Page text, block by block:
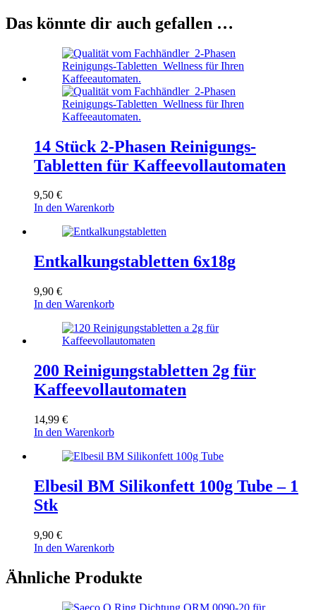
Das könnte dir auch gefallen …
14 Stück 2-Phasen Reinigungs-
Tabletten für Kaffeevollautomaten
9,50 €
In den Warenkorb
Entkalkungstabletten 6x18g
9,90 €
In den Warenkorb
200 Reinigungstabletten 2g für
Kaffeevollautomaten
14,99 €
In den Warenkorb
Elbesil BM Silikonfett 100g Tube – 1
Stk
9,90 €
In den Warenkorb
Ähnliche Produkte